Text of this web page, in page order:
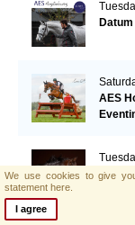
AES
We use cookies to give
statement here.
I agree